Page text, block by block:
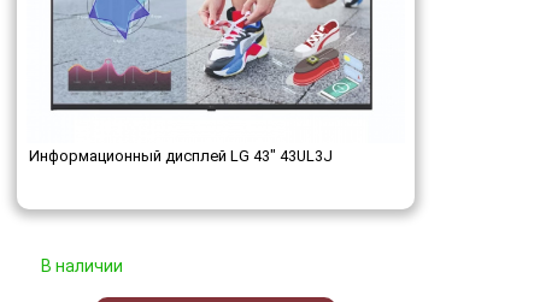
Информационный дисплей LG 43" 43UL3J
В наличии